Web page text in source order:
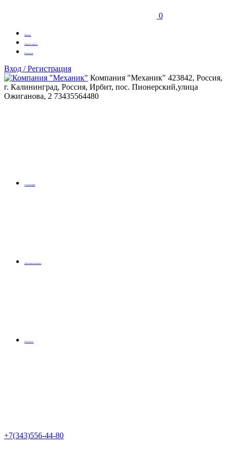
0
Бренды
Оплата заказа
Вакансии
Вход / Регистрация
Компания "Механик" 423842, Россия,
г. Калининград, Россия, Ирбит, пос. Пионерский,улица
Ожиганова, 2 73435564480
О компании
Доставка и оплата
Контакты
+7(343)556-44-80